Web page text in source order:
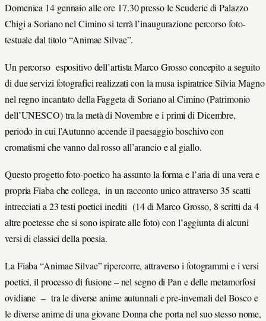
Domenica 14 gennaio alle ore 17.30 presso le Scuderie di Palazzo
Chigi a Soriano nel Cimino si terrà l’inaugurazione percorso foto-
testuale dal titolo “Animae Silvae”.
Un percorso espositivo dell’artista Marco Grosso concepito a seguito
di due servizi fotografici realizzati con la musa ispiratrice Silvia Magno
nel regno incantato della Faggeta di Soriano al Cimino (Patrimonio
dell’UNESCO) tra la metà di Novembre e i primi di Dicembre,
periodo in cui l’Autunno accende il paesaggio boschivo con
cromatismi che vanno dal rosso all’arancio e al giallo.
Questo progetto foto-poetico ha assunto la forma e l’aria di una vera e
propria Fiaba che collega, in un racconto unico attraverso 35 scatti
intrecciati a 23 testi poetici inediti (14 di Marco Grosso, 8 scritti da 4
altre poetesse che si sono ispirate alle foto) con l’aggiunta di alcuni
versi di classici della poesia.
La Fiaba “Animae Silvae” ripercorre, attraverso i fotogrammi e i versi
poetici, il processo di fusione – nel segno di Pan e delle metamorfosi
ovidiane – tra le diverse anime autunnali e pre-invernali del Bosco e
le diverse anime di una giovane Donna che porta nel suo stesso nome,